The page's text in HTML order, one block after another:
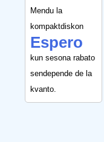
Mendu la
kompaktdiskon
Espero
kun sesona rabato
sendepende de la
kvanto.